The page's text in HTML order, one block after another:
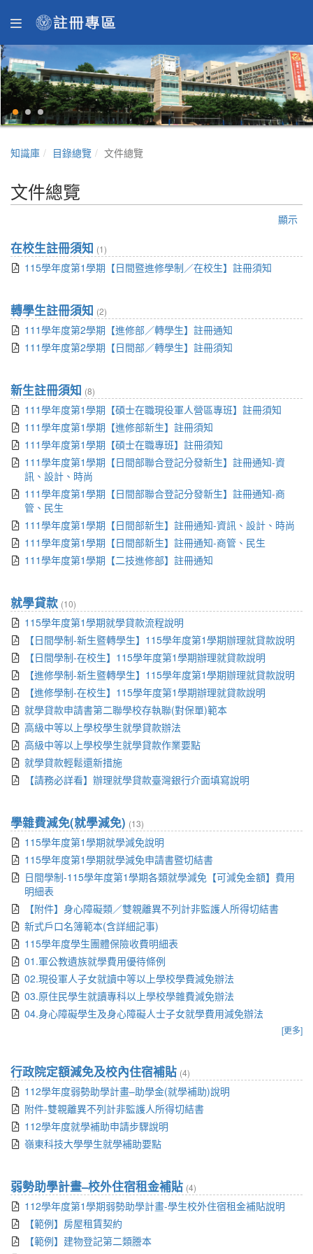
知識庫 目錄總覽 文件總覽
文件總覽
顯示
在校生註冊須知 (1)
115學年度第1學期【日間暨進修學制／在校生】註冊須知
轉學生註冊須知 (2)
111學年度第2學期【進修部／轉學生】註冊通知
111學年度第2學期【日間部／轉學生】註冊須知
新生註冊須知 (8)
111學年度第1學期【碩士在職現役軍人營區專班】註冊須知
111學年度第1學期【進修部新生】註冊須知
111學年度第1學期【碩士在職專班】註冊須知
111學年度第1學期【日間部聯合登記分發新生】註冊通知-資
訊、設計、時尚
111學年度第1學期【日間部聯合登記分發新生】註冊通知-商
管、民生
111學年度第1學期【日間部新生】註冊通知-資訊、設計、時尚
111學年度第1學期【日間部新生】註冊通知-商管、民生
111學年度第1學期【二技進修部】註冊通知
就學貸款 (10)
115學年度第1學期就學貸款流程說明
【日間學制-新生暨轉學生】115學年度第1學期辦理就貸款說明
【日間學制-在校生】115學年度第1學期辦理就貸款說明
【進修學制-新生暨轉學生】115學年度第1學期辦理就貸款說明
【進修學制-在校生】115學年度第1學期辦理就貸款說明
就學貸款申請書第二聯學校存執聯(對保單)範本
高級中等以上學校學生就學貸款辦法
高級中等以上學校學生就學貸款作業要點
就學貸款輕鬆還新措施
【請務必詳看】辦理就學貸款臺灣銀行介面填寫說明
學雜費減免(就學減免) (13)
115學年度第1學期就學減免說明
115學年度第1學期就學減免申請書暨切結書
日間學制-115學年度第1學期各類就學減免【可減免金額】費用
明細表
【附件】身心障礙類／雙親離異不列計非監護人所得切結書
新式戶口名簿範本(含詳細記事)
115學年度學生團體保險收費明細表
01.軍公教遺族就學費用優待條例
02.現役軍人子女就讀中等以上學校學費減免辦法
03.原住民學生就讀專科以上學校學雜費減免辦法
04.身心障礙學生及身心障礙人士子女就學費用減免辦法
[更多]
行政院定額減免及校內住宿補貼 (4)
112學年度弱勢助學計畫–助學金(就學補助)說明
附件-雙親離異不列計非監護人所得切結書
112學年度就學補助申請步驟說明
嶺東科技大學學生就學補助要點
弱勢助學計畫–校外住宿租金補貼 (4)
112學年度第1學期弱勢助學計畫-學生校外住宿租金補貼說明
【範例】房屋租賃契約
【範例】建物登記第二類謄本